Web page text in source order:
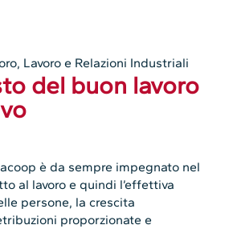
, Lavoro e Relazioni Industriali
del buon lavoro
è da sempre impegnato nel
al lavoro e quindi l’effettiva
persone, la crescita
proporzionate e